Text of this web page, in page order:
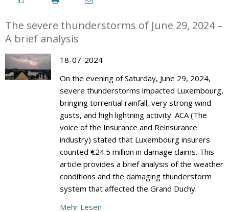
The severe thunderstorms of June 29, 2024 –
A brief analysis
18-07-2024
On the evening of Saturday, June 29, 2024,
severe thunderstorms impacted Luxembourg,
bringing torrential rainfall, very strong wind
gusts, and high lightning activity. ACA (The
voice of the Insurance and Reinsurance
industry) stated that Luxembourg insurers
counted €24.5 million in damage claims. This
article provides a brief analysis of the weather
conditions and the damaging thunderstorm
system that affected the Grand Duchy.
Mehr Lesen